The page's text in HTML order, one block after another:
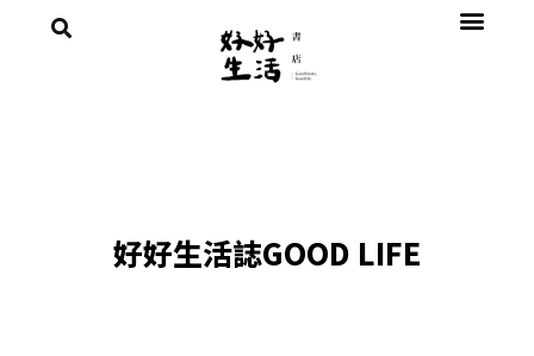
好好生活誌GOOD LIFE